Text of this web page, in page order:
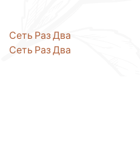
Навигация
по
Сеть Раз Два
Сеть Раз Два